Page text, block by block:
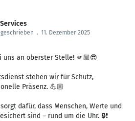
. 11. Dezember 2025
an oberster Stelle! 🫵🏼😎
stehen wir für Schutz,
Präsenz. 💪🏼
dafür, dass Menschen, Werte und
sind – rund um die Uhr. 🔒❗️